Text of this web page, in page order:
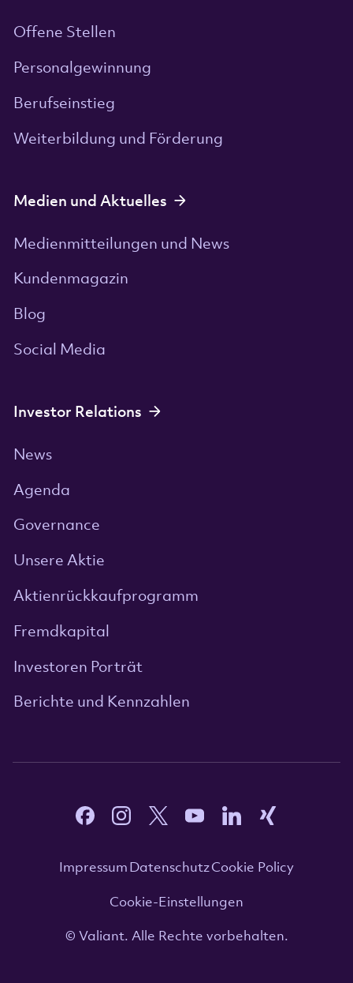
Offene Stellen
Personalgewinnung
Berufseinstieg
Weiterbildung und Förderung
Medien und Aktuelles
Medienmitteilungen und News
Kundenmagazin
Blog
Social Media
Investor Relations
News
Agenda
Governance
Unsere Aktie
Aktienrückkaufprogramm
Fremdkapital
Investoren Porträt
Berichte und Kennzahlen
ImpressumDatenschutzCookie Policy
Cookie-Einstellungen
© Valiant. Alle Rechte vorbehalten.